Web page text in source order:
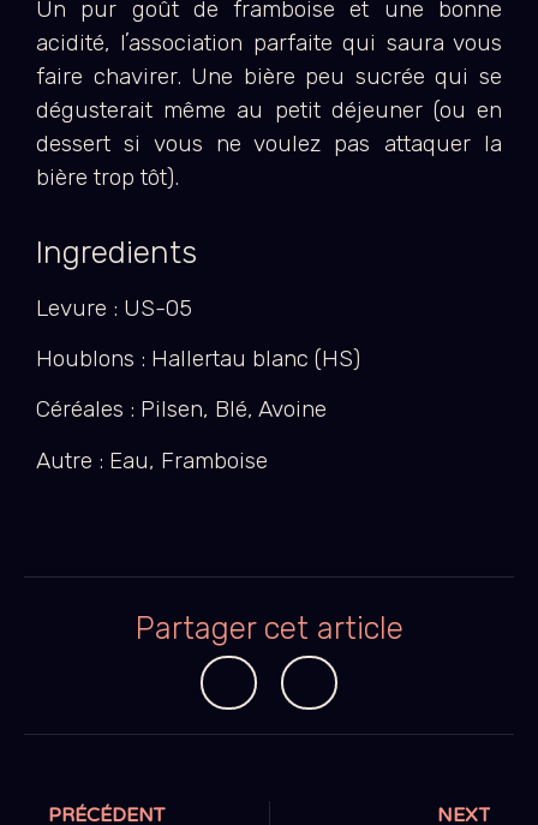
Un pur goût de framboise et une bonne
acidité, lʼassociation parfaite qui saura vous
faire chavirer. Une bière peu sucrée qui se
dégusterait même au petit déjeuner (ou en
dessert si vous ne voulez pas attaquer la
bière trop tôt).
Ingredients
Levure : US-05
Houblons : Hallertau blanc (HS)
Céréales : Pilsen, Blé, Avoine
Autre : Eau, Framboise
Partager cet article
PRÉCÉDENT NEXT